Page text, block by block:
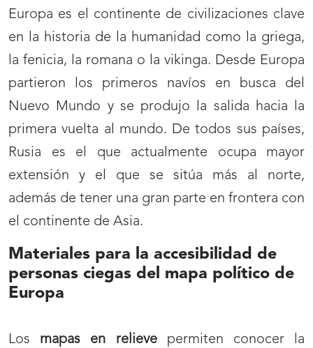
Europa es el continente de civilizaciones clave
en la historia de la humanidad como la griega,
la fenicia, la romana o la vikinga. Desde Europa
partieron los primeros navíos en busca del
Nuevo Mundo y se produjo la salida hacia la
primera vuelta al mundo. De todos sus países,
Rusia es el que actualmente ocupa mayor
extensión y el que se sitúa más al norte,
además de tener una gran parte en frontera con
el continente de Asia.
Materiales para la accesibilidad de
personas ciegas del mapa político de
Europa
Los mapas en relievepermiten conocer la